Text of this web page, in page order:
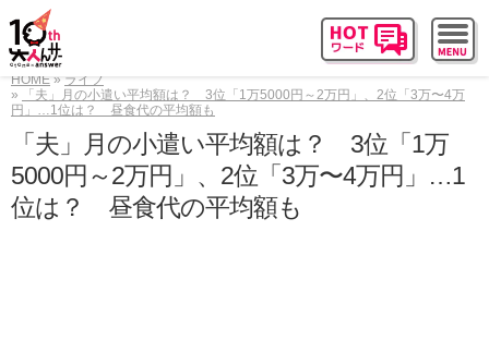
HOME
ライフ
「夫」月の小遣い平均額は？ 3位「1万5000円～2万円」、2位「3万〜4万
円」…1位は？ 昼食代の平均額も
「夫」月の小遣い平均額は？ 3位「1万
5000円～2万円」、2位「3万〜4万円」…1
位は？ 昼食代の平均額も